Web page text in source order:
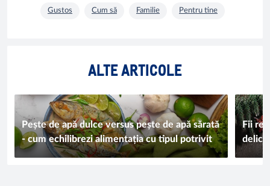
Gustos Cum să Familie Pentru tine
ALTE ARTICOLE
Pește de apă dulce versus pește de apă sărată
- cum echilibrezi alimentația cu tipul potrivit
Fii